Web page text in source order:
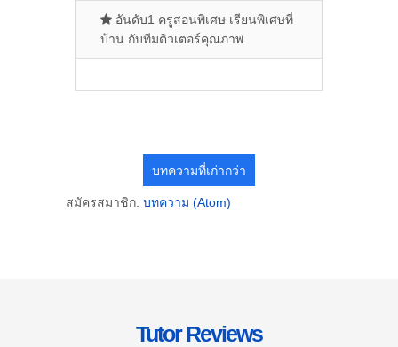
อันดับ1 ครูสอนพิเศษ เรียนพิเศษที่
บ้าน กับทีมติวเตอร์คุณภาพ
บทความที่เก่ากว่า
สมัครสมาชิก: บทความ (Atom)
Tutor Reviews